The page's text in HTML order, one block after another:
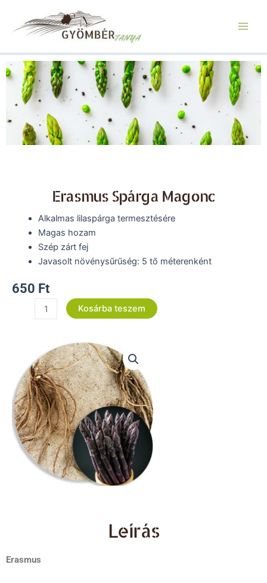
content
Erasmus Spárga Magonc
Alkalmas lilaspárga termesztésére
Magas hozam
Szép zárt fej
Javasolt növénysűrűség: 5 tő méterenként
650 Ft
Erasmus
Spárga
mennyiség
Kosárba teszem
Leírás
Erasmus